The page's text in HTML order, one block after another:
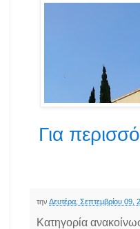
Για
την Δευτέρα, Σεπτεμβρίου 09,
Κατηγορία